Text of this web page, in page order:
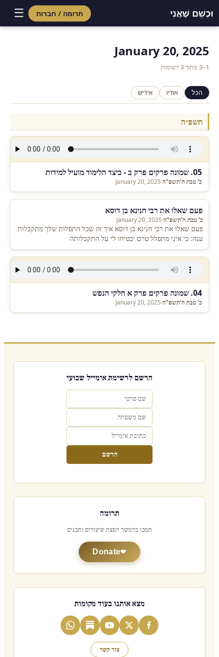
וּכְשֵׁם שֶׁאֲנִי תרומה / חברות ☰
January 20, 2025
1–3 מתוך 3 רשומות
הכל אודיו אידיש
תשפ״ה
05. שמונה פרקים פרק ב - כיצד הלימוד מועיל למידות
כ' טבת ה'תשפ"ה·
January 20, 2025
פעם שאלו את רבי חנינא בן דוסא
כ' טבת ה'תשפ"ה·
January 20, 2025
פעם שאלו את רבי חנינא בן דוסא איך זה שכל התפלות שלך מתקבלות
ענה: כי איני מתפלל טרם יבטיחו לי על התקבלותה
04. שמונה פרקים פרק א חלקי הנפש
כ' טבת ה'תשפ"ה·
January 20, 2025
הרשם לרשימת אימייל שבועי
הרשם
תרומה
תמכו בהמשך הפצת שיעורים ותכנים
Donate
מצא אותנו בעוד מקומות
צור קשר